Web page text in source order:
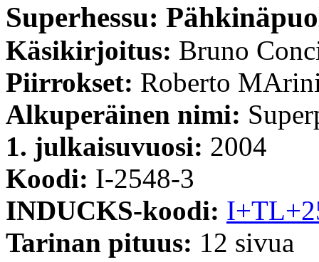
Superhessu:
Käsikirjoitus: Bruno
Piirrokset: Roberto
Alkuperäinen nimi:
1. julkaisuvuosi: 2004
Koodi: I-2548-3
INDUCKS-koodi:
Tarinan pituus: 12 sivua